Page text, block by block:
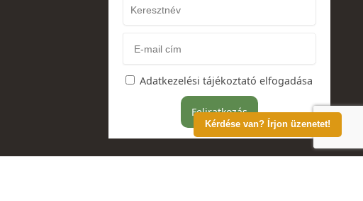
Kérdése van? Írjon üzenetet!
Adatkezelési tájékoztató elfogadása